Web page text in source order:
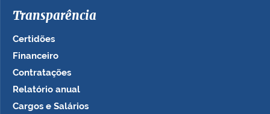
Transparência
Certidões
Financeiro
Contratações
Relatório anual
Cargos e Salários